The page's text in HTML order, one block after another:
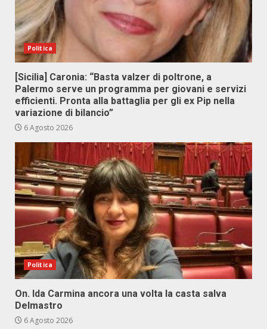
Politica
[Sicilia] Caronia: “Basta valzer di poltrone, a
Palermo serve un programma per giovani e servizi
efficienti. Pronta alla battaglia per gli ex Pip nella
variazione di bilancio”
6 Agosto 2026
Politica
On. Ida Carmina ancora una volta la casta salva
Delmastro
6 Agosto 2026